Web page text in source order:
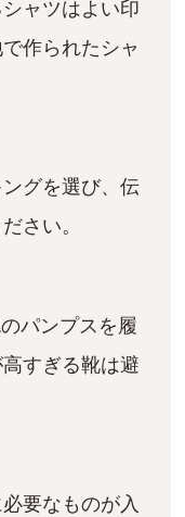
ャツはよい印
作られたシャ
グを選び、伝
さい。
パンプスを履
すぎる靴は避
要なものが入